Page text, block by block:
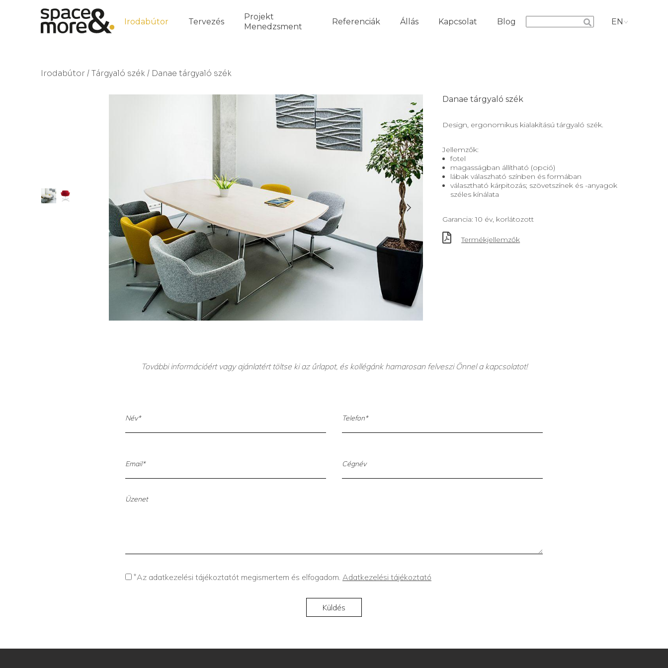
Irodabútor Tervezés
Projekt
Menedzsment
Referenciák Állás Kapcsolat Blog EN
Irodabútor/Tárgyaló szék/ Danae tárgyaló szék
Danae tárgyaló szék
Design, ergonomikus kialakítású tárgyaló szék.
Jellemzők:
fotel
magasságban állítható (opció)
lábak válaszható színben és formában
választható kárpitozás; szövetszínek és -anyagok
széles kínálata
Garancia: 10 év, korlátozott
Termékjellemzők
További információért vagy ajánlatért töltse ki az űrlapot, és kollégánk hamarosan felveszi Önnel a kapcsolatot!
*Az adatkezelési tájékoztatót megismertem és elfogadom. Adatkezelési tájékoztató